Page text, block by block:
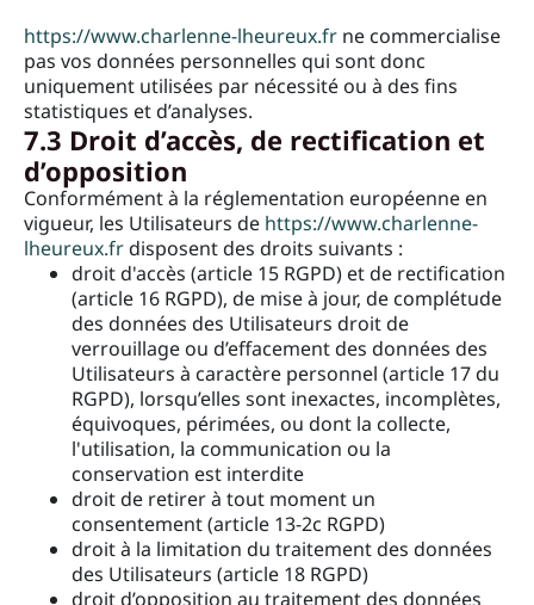
https://www.charlenne-lheureux.fr ne commercialise
pas vos données personnelles qui sont donc
uniquement utilisées par nécessité ou à des fins
statistiques et d’analyses.
7.3 Droit d’accès, de rectification et
d’opposition
Conformément à la réglementation européenne en
vigueur, les Utilisateurs de https://www.charlenne-
lheureux.frdisposent des droits suivants :
droit d'accès (article 15 RGPD) et de rectification
(article 16 RGPD), de mise à jour, de complétude
des données des Utilisateurs droit de
verrouillage ou d’effacement des données des
Utilisateurs à caractère personnel (article 17 du
RGPD), lorsqu’elles sont inexactes, incomplètes,
équivoques, périmées, ou dont la collecte,
l'utilisation, la communication ou la
conservation est interdite
droit de retirer à tout moment un
consentement (article 13-2c RGPD)
droit à la limitation du traitement des données
des Utilisateurs (article 18 RGPD)
droit d’opposition au traitement des données